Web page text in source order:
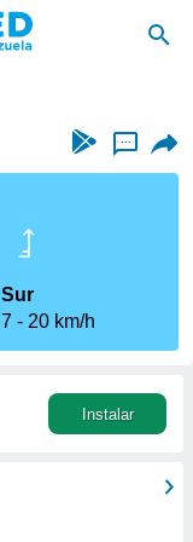
...
Sur
7
20 km/h
Instalar